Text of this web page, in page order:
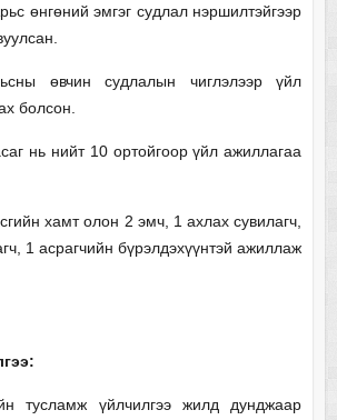
өнгөний эмгэг судлал нэршилтэйгээр
өвчин судлалын чиглэлээр үйл
болсон.
нь нийт 10 ортойгоор үйл ажиллагаа
хамт олон 2 эмч, 1 ахлах сувилагч,
1 асрагчийн бүрэлдэхүүнтэй ажиллаж
тусламж үйлчилгээ жилд дунджаар